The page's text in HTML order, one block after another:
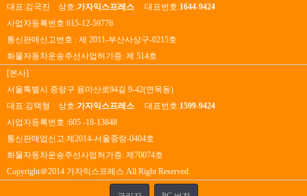
대표:김국진 상호:가자익스프레스 대표번호:1644-9424
사업자등록번호:615-12-59776
통신판매신고번호 : 제 2011-부산사상구-0215호
화물자동차운송주선사업허가증: 제 514호
[본사]
서울특별시 중랑구 용마산로94길 9-42(면목동)
대표:김택형 상호:가자익스프레스 대표번호:1599-9424
사업자등록번호 :605 -18-13848
통신판매업신고:제2014-서울중랑-0404호
화물자동차운송주선사업허가증: 제70074호
Copyright＠2014 가자익스프레스 All Right Reserved.